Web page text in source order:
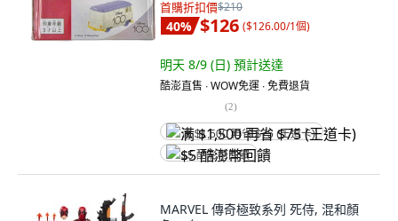
首購折扣價$210
40% $126 ($126.00/1個)
明天 8/9 (日) 預計送達
酷澎直售 ∙ WOW免運 ∙ 免費退貨
(2)
满 $1,500 再省 $75 (王道卡)
$5 酷澎幣回饋
MARVEL 傳奇極致系列 死侍, 混和顏